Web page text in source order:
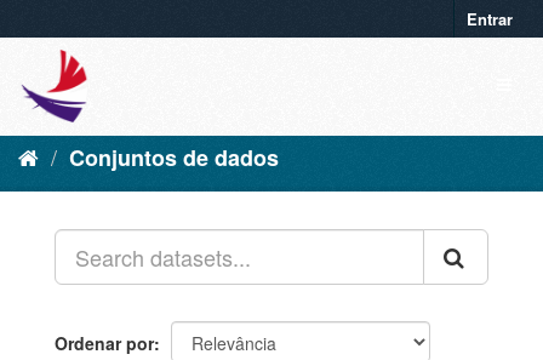
Entrar
Conjuntos de dados
Ordenar por